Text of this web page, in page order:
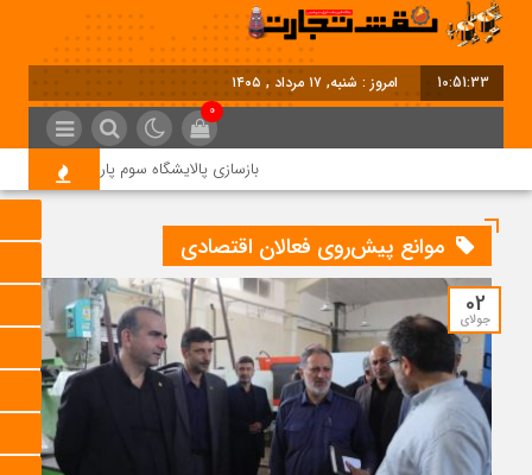
10:51:33 امروز : شنبه, ۱۷ مرداد , ۱۴۰۵
0
بازسازی پالایشگاه سوم پارس جنوبی کلید
موانع پیش‌روی فعالان اقتصادی
02
جولای